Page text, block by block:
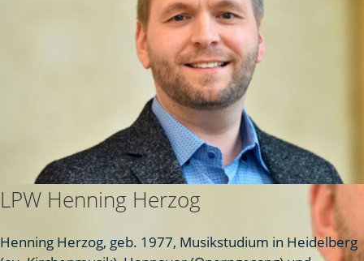
LPW Henning Herzog
Henning Herzog, geb. 1977, Musikstudium in Heidelberg